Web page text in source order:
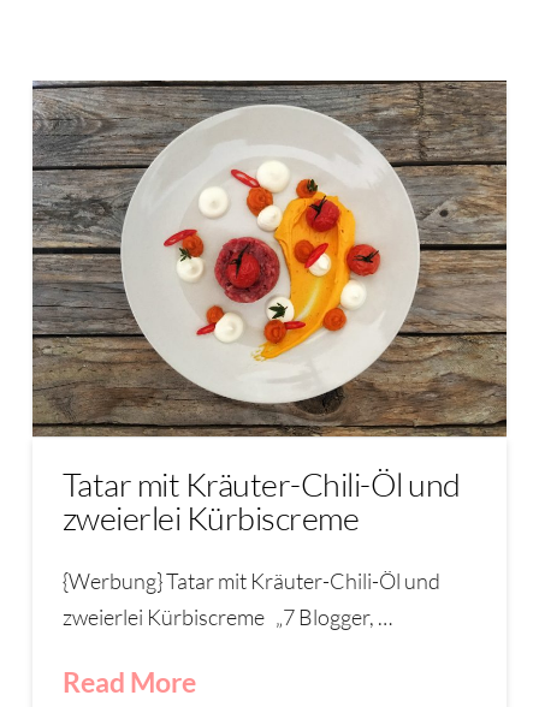
Tatar mit Kräuter-Chili-Öl und
zweierlei Kürbiscreme
{Werbung} Tatar mit Kräuter-Chili-Öl und
zweierlei Kürbiscreme „7 Blogger, …
Read More